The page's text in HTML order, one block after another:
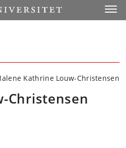
Christensen